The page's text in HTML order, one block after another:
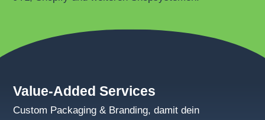
Value-Added Services
Custom Packaging & Branding, damit dein